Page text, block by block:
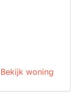
Bekijk woning